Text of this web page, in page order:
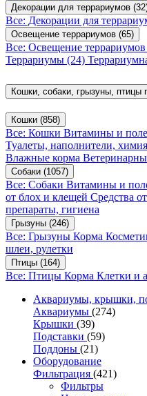
Декорации для террариумов
Все: Декорации для
Освещение террариумов (65)
Все: Освещение террариумов
Террариумы (24)
Кошки, собаки, грызуны, птицы
Кошки (858)
Все: Кошки Витамины и
Туалеты, наполнители,
Влажные корма
Собаки (1057)
Все: Собаки Витамины и
от блох и клещей Средства
препараты, гигиена
Грызуны (246)
Все: Грызуны Корма
шлеи, рулетки
Птицы (164)
Все: Птицы Корма Клетки и
Аквариумы, крышки,
Аквариумы (274)
Крышки (39)
Подставки (59)
Поддоны (21)
Оборудование
Фильтрация (421)
Фильтры